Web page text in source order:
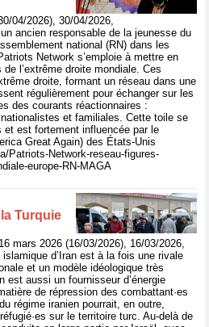
04/2026), 30/04/2026,
ancien responsable de la jeunesse du
national (RN) dans les
Network s’emploie à mettre en
l’extrême droite mondiale. Ces
droite, formant un réseau dans une
régulièrement pour échanger sur les
des courants réactionnaires :
et familiales. Cette toile se
est fortement influencée par le
Great Again) des États-Unis
Patriots-Network-reseau-figures-
europe-RN-MAGA
Turquie
mars 2026 (16/03/2026), 16/03/2026,
d’Iran est à la fois une rivale
et un modèle idéologique très
est aussi un fournisseur d’énergie
de répression des combattant·es
régime iranien pourrait, en outre,
sur le territoire turc. Au-delà de